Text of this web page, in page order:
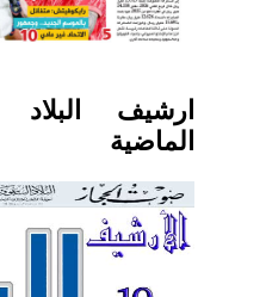
ارشيف
الماضية